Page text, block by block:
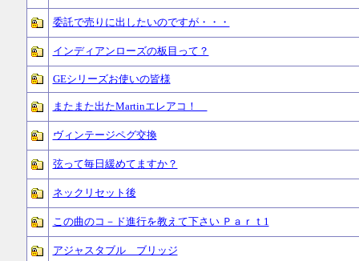
委託で売りに出したいのですが・・・
インディアンローズの板目って？
GEシリーズお使いの皆様
またまた出たMartinエレアコ！
ヴィンテージペグ交換
弦って毎日緩めてますか？
ネックリセット後
この曲のコ－ド進行を教えて下さい Ｐａｒｔ1
アジャスタブル ブリッジ